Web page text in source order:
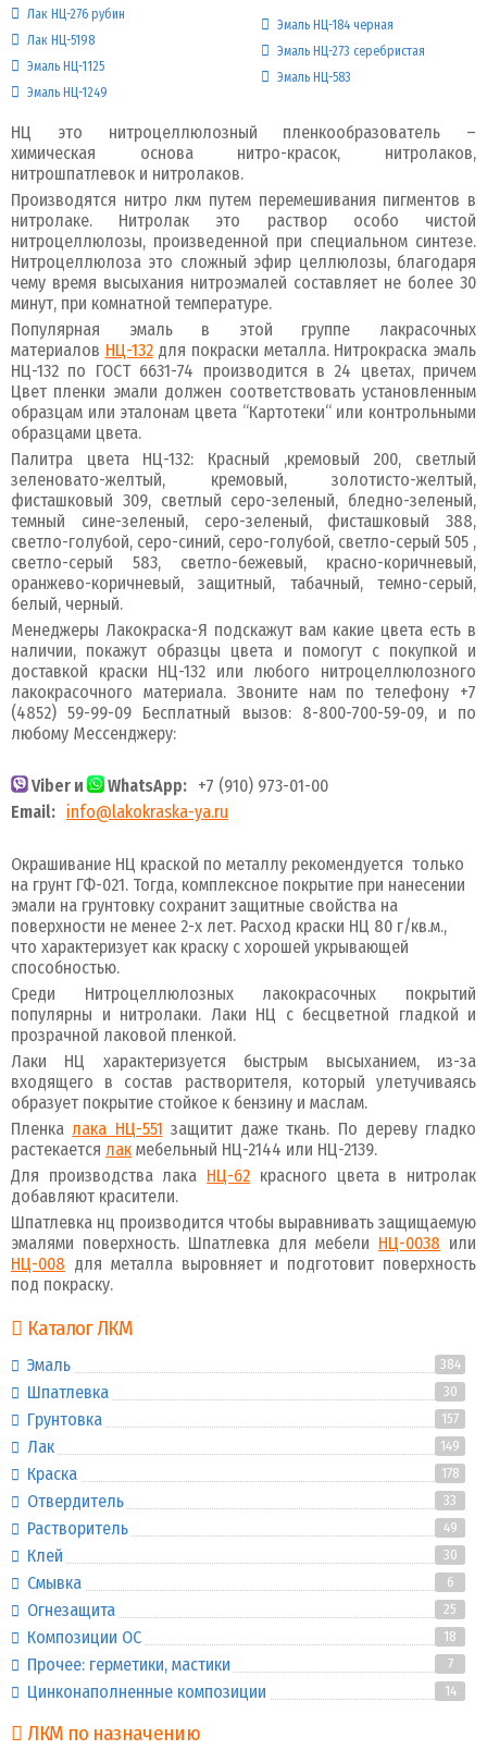
Лак НЦ-276 рубин
Лак НЦ-5198
Эмаль НЦ-1125
Эмаль НЦ-1249
Эмаль НЦ-184 черная
Эмаль НЦ-273 серебристая
Эмаль НЦ-583
НЦ это нитроцеллюлозный пленкообразователь –
химическая основа нитро-красок, нитролаков,
нитрошпатлевок и нитролаков.
Производятся нитро лкм путем перемешивания пигментов в
нитролаке. Нитролак это раствор особо чистой
нитроцеллюлозы, произведенной при специальном синтезе.
Нитроцеллюлоза это сложный эфир целлюлозы, благодаря
чему время высыхания нитроэмалей составляет не более 30
минут, при комнатной температуре.
Популярная эмаль в этой группе лакрасочных
материалов НЦ-132для покраски металла. Нитрокраска эмаль
НЦ-132 по ГОСТ 6631-74 производится в 24 цветах, причем
Цвет пленки эмали должен соответствовать установленным
образцам или эталонам цвета “Картотеки“ или контрольными
образцами цвета.
Палитра цвета НЦ-132: Красный ,кремовый 200, светлый
зеленовато-желтый, кремовый, золотисто-желтый,
фисташковый 309, светлый серо-зеленый, бледно-зеленый,
темный сине-зеленый, серо-зеленый, фисташковый 388,
светло-голубой, серо-синий, серо-голубой, светло-серый 505 ,
светло-серый 583, светло-бежевый, красно-коричневый,
оранжево-коричневый, защитный, табачный, темно-серый,
белый, черный.
Менеджеры Лакокраска-Я подскажут вам какие цвета есть в
наличии, покажут образцы цвета и помогут с покупкой и
доставкой краски НЦ-132 или любого нитроцеллюлозного
лакокрасочного материала. Звоните нам по телефону +7
(4852) 59-99-09 Бесплатный вызов: 8-800-700-59-09, и по
любому Мессенджеру:
Viber и WhatsApp: +7 (910) 973-01-00
Email: info@lakokraska-ya.ru
Окрашивание НЦ краской по металлу рекомендуется только
на грунт ГФ-021. Тогда, комплексное покрытие при нанесении
эмали на грунтовку сохранит защитные свойства на
поверхности не менее 2-х лет. Расход краски НЦ 80 г/кв.м.,
что характеризует как краску с хорошей укрывающей
способностью.
Среди Нитроцеллюлозных лакокрасочных покрытий
популярны и нитролаки. Лаки НЦ с бесцветной гладкой и
прозрачной лаковой пленкой.
Лаки НЦ характеризуется быстрым высыханием, из-за
входящего в состав растворителя, который улетучиваясь
образует покрытие стойкое к бензину и маслам.
Пленка лака НЦ-551 защитит даже ткань. По дереву гладко
растекается лак мебельный НЦ-2144 или НЦ-2139.
Для производства лака НЦ-62 красного цвета в нитролак
добавляют красители.
Шпатлевка нц производится чтобы выравнивать защищаемую
эмалями поверхность. Шпатлевка для мебели НЦ-0038 или
НЦ-008 для металла выровняет и подготовит поверхность
под покраску.
Каталог ЛКМ
Эмаль 384
Шпатлевка 30
Грунтовка 157
Лак 149
Краска 178
Отвердитель 33
Растворитель 49
Клей 30
Смывка 6
Огнезащита 25
Композиции ОС 18
Прочее: герметики, мастики 7
Цинконаполненные композиции 14
ЛКМ по назначению